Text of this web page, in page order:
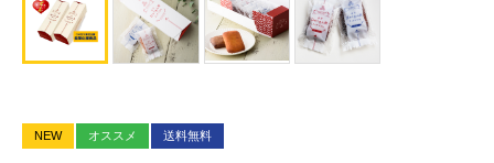
NEW オススメ 送料無料